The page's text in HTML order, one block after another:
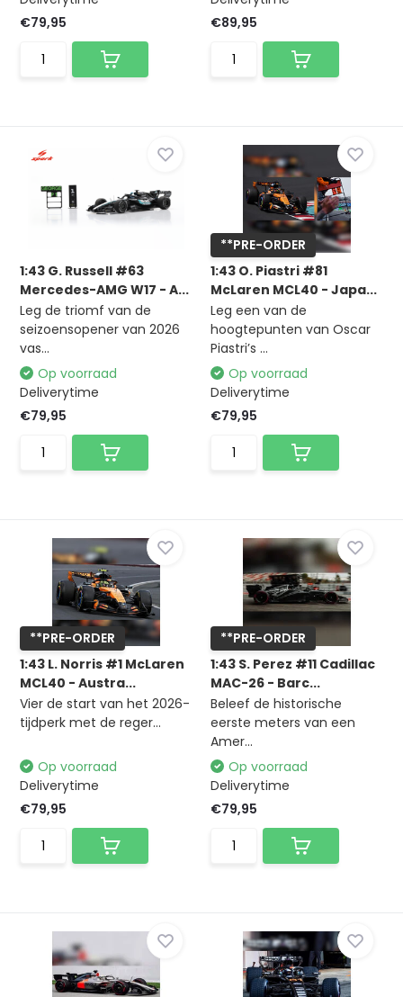
€79,95
€89,95
1:43 G. Russell #63
Mercedes-AMG W17 - A...
Leg de triomf van de
seizoensopener van 2026
vas...
Op voorraad
Deliverytime
€79,95
**PRE-ORDER
1:43 O. Piastri #81
McLaren MCL40 - Japa...
Leg een van de
hoogtepunten van Oscar
Piastri’s ...
Op voorraad
Deliverytime
€79,95
**PRE-ORDER
1:43 L. Norris #1 McLaren
MCL40 - Austra...
Vier de start van het 2026-
tijdperk met de reger...
Op voorraad
Deliverytime
€79,95
**PRE-ORDER
1:43 S. Perez #11 Cadillac
MAC-26 - Barc...
Beleef de historische
eerste meters van een
Amer...
Op voorraad
Deliverytime
€79,95